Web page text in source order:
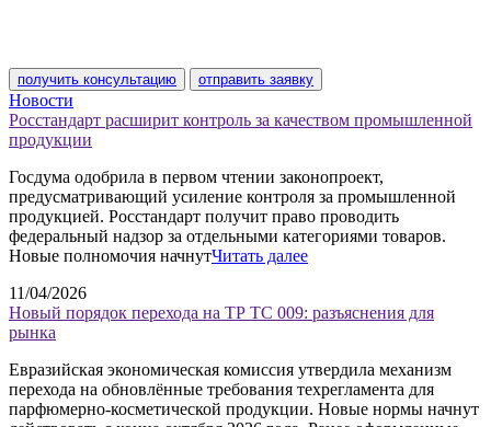
получить консультацию отправить заявку
Новости
Росстандарт расширит контроль за качеством промышленной
продукции
Госдума одобрила в первом чтении законопроект,
предусматривающий усиление контроля за промышленной
продукцией. Росстандарт получит право проводить
федеральный надзор за отдельными категориями товаров.
Новые полномочия начнутЧитать далее
11/04/2026
Новый порядок перехода на ТР ТС 009: разъяснения для
рынка
Евразийская экономическая комиссия утвердила механизм
перехода на обновлённые требования техрегламента для
парфюмерно-косметической продукции. Новые нормы начнут